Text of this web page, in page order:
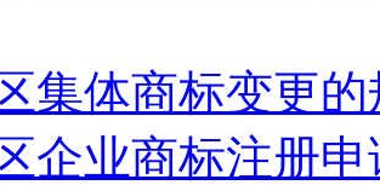
集体商标变更
企业商标注册